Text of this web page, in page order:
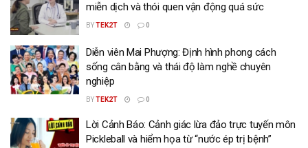
miễn dịch và thói quen vận động quá sức
BYTEK2T 0
Diễn viên Mai Phượng: Định hình phong cách
sống cân bằng và thái độ làm nghề chuyên
nghiệp
BYTEK2T 0
Lời Cảnh Báo: Cảnh giác lừa đảo trực tuyến môn
Pickleball và hiểm họa từ “nước ép trị bệnh”